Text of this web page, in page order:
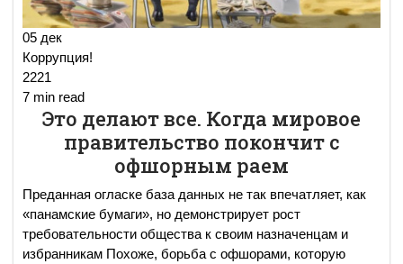
05 дек
Коррупция!
2221
7 min read
Это делают все. Когда мировое
правительство покончит с
офшорным раем
Преданная огласке база данных не так впечатляет, как
«панамские бумаги», но демонстрирует рост
требовательности общества к своим назначенцам и
избранникам Похоже, борьба с офшорами, которую